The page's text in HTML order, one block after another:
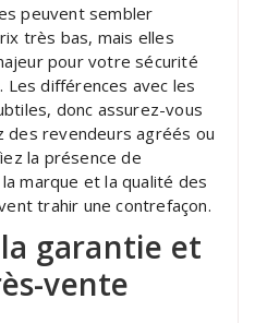
peuvent sembler
très bas, mais elles
pour votre sécurité
différences avec les
donc assurez-vous
des revendeurs agréés ou
la présence de
marque et la qualité des
trahir une contrefaçon.
garantie et
vente